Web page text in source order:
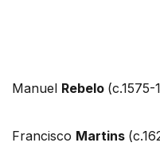
Manuel Rebelo (c.1575-
Francisco Martins